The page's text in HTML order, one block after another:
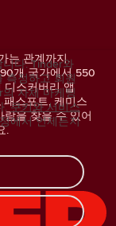
는 관계까지.
개 국가에서 550
디스커버리 앱
스포트, 케미스
을 찾을 수 있어
.
다. Tinder와
측정하고 회원
자체 마케팅
. 쿠키와 서비스
에서 언제든지